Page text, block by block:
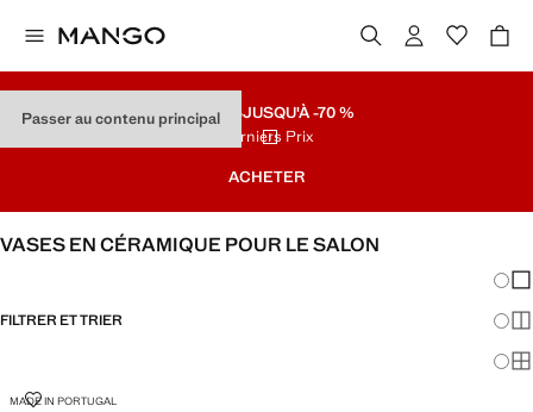
Passer au contenu principal
SOLDESJUSQU'À -70 %
Derniers Prix
ACHETER
VASES EN CÉRAMIQUE POUR LE SALON
FILTRER ET TRIER
MADE IN PORTUGAL
VASE EN CÉRAMIQUE À RELIEF